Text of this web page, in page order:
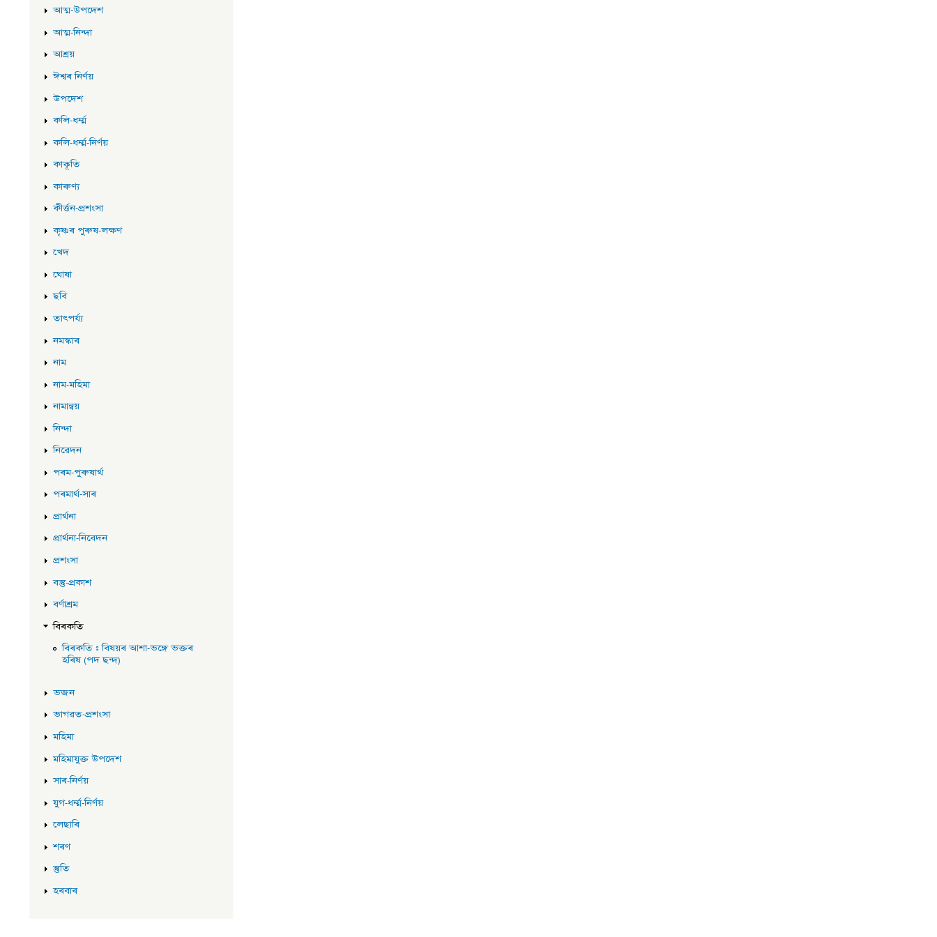
আত্ম-উপদেশ
আত্ম-নিন্দা
আশ্ৰয়
ঈশ্বৰ নিৰ্ণয়
উপদেশ
কলি-ধৰ্ম্ম
কলি-ধৰ্ম্ম-নিৰ্ণয়
কাকূতি
কাৰুণ্য
কীৰ্ত্তন-প্ৰশংসা
কৃষ্ণৰ পুৰুষ-লক্ষণ
খেদ
ঘোষা
ছবি
তাৎপৰ্য্য
নমস্কাৰ
নাম
নাম-মহিমা
নামান্বয়
নিন্দা
নিৱেদন
পৰম-পুৰুষাৰ্থ
পৰমাৰ্থ-সাৰ
প্ৰাৰ্থনা
প্ৰাৰ্থনা-নিবেদন
প্ৰশংসা
বস্তু-প্ৰকাশ
বৰ্ণাশ্ৰম
বিৰকতি
বিৰকতি : বিষয়ৰ আশা-ভঙ্গে ভক্তৰ
হৰিষ (পদ ছন্দ)
ভজন
ভাগৱত-প্ৰশংসা
মহিমা
মহিমাযুক্ত উপদেশ
সাৰ-নিৰ্ণয়
যুগ-ধৰ্ম্ম-নিৰ্ণয়
লেছাৰি
শৰণ
স্তুতি
হৰবাৰ